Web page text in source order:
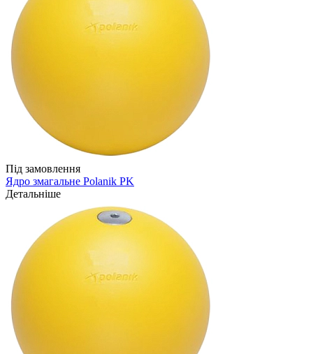
Під замовлення
Ядро змагальне Polanik PK
Детальніше